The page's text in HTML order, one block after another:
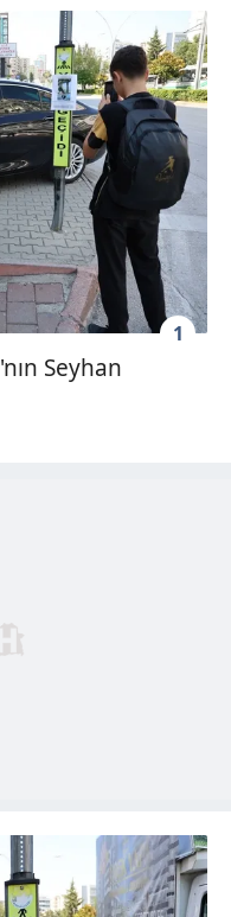
1
'nın Seyhan